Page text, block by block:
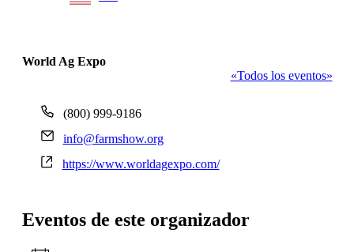
World Ag Expo
«Todos los eventos»
Teléfono
(800) 999-9186
Correo
electrónico
info@farmshow.org
Sitio
web
https://www.worldagexpo.com/
Eventos de este organizador